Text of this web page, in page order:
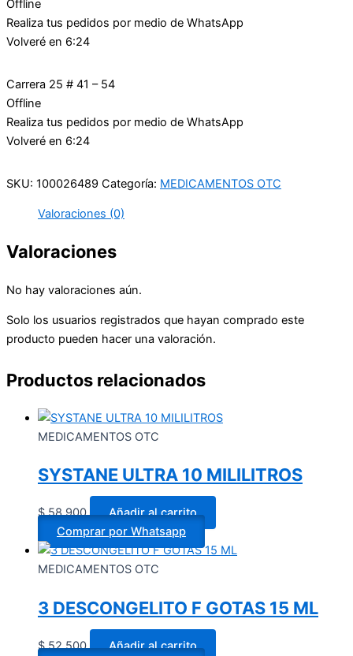
Offline
Realiza tus pedidos por medio de WhatsApp
Volveré en 6:24
Carrera 25 # 41 – 54
Offline
Realiza tus pedidos por medio de WhatsApp
Volveré en 6:24
SKU: 100026489 Categoría: MEDICAMENTOS OTC
Valoraciones (0)
Valoraciones
No hay valoraciones aún.
Solo los usuarios registrados que hayan comprado este
producto pueden hacer una valoración.
Productos relacionados
MEDICAMENTOS OTC
SYSTANE ULTRA 10 MILILITROS
$58.900
Añadir al carrito
Comprar por Whatsapp
MEDICAMENTOS OTC
3 DESCONGELITO F GOTAS 15 ML
$52.500
Añadir al carrito